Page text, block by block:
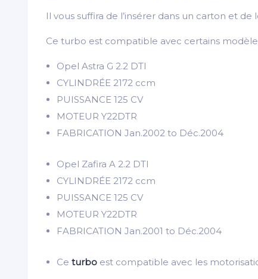
Il vous suffira de l’insérer dans un carton et
Ce turbo est compatible avec certains
Opel Astra G 2.2 DTI
CYLINDRÉE 2172 ccm
PUISSANCE 125 CV
MOTEUR Y22DTR
FABRICATION Jan.2002 to Déc.2004
Opel Zafira A 2.2 DTI
CYLINDRÉE 2172 ccm
PUISSANCE 125 CV
MOTEUR Y22DTR
FABRICATION Jan.2001 to Déc.2004
Ce turbo est compatible avec les